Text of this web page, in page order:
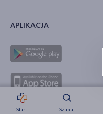
Strefa okazji
Start Szukaj
APLIKACJA